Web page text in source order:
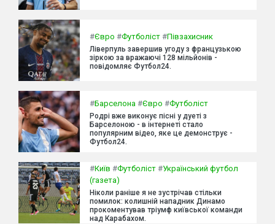
#Євро #Футболіст #Півзахисник
Ліверпуль завершив угоду з французькою
зіркою за вражаючі 128 мільйонів -
повідомляє Футбол24.
#Барселона #Євро #Футболіст
Родрі вже виконує пісні у дуеті з
Барселоною - в інтернеті стало
популярним відео, яке це демонструє -
Футбол24.
#Київ #Футболіст #Український футбол
(газета)
Ніколи раніше я не зустрічав стільки
помилок: колишній нападник Динамо
прокоментував тріумф київської команди
над Карабахом.